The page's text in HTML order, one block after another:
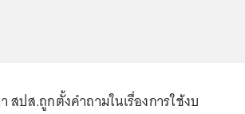
สปส.ถูกตั้งคำถามในเรื่องการใช้งบ